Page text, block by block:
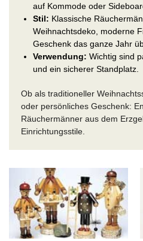
auf Kommode oder
Stil: Klassische
Weihnachtsdeko, moderne
Geschenk das ganze Jahr
Verwendung: Wichtig sind
und ein sicherer Standplatz.
Ob als traditioneller
oder persönliches Geschenk:
Räuchermänner aus dem
Einrichtungsstile.